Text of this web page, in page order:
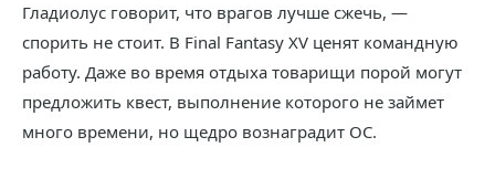
Гладиолус говорит, что врагов лучше сжечь, —
спорить не стоит. В Final Fantasy XV ценят командную
работу. Даже во время отдыха товарищи порой могут
предложить квест, выполнение которого не займет
много времени, но щедро вознаградит ОС.